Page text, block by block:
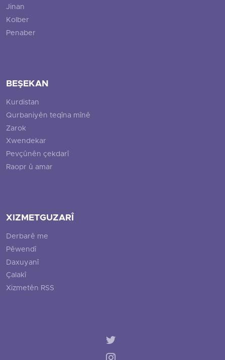
Jinan
Kolber
Penaber
BEŞEKAN
Kurdistan
Qurbaniyên teqîna mînê
Zarok
Xwendekar
Pevçûnên çekdarî
Raopr û amar
XIZMETGUZARÎ
Derbarê me
Pêwendî
Daxuyanî
Çalakî
Xizmetên RSS